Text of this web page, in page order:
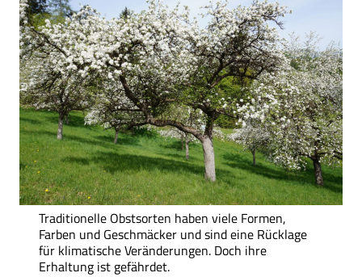
Traditionelle Obstsorten haben viele Formen,
Farben und Geschmäcker und sind eine Rücklage
für klimatische Veränderungen. Doch ihre
Erhaltung ist gefährdet.